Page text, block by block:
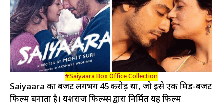
#Saiyaara Box Office Collection
Saiyaara का बजट लगभग ₹45 करोड़ था, जो इसे एक मिड-बजट
फिल्म बनाता है। यशराज फिल्म्स द्वारा निर्मित यह फिल्म